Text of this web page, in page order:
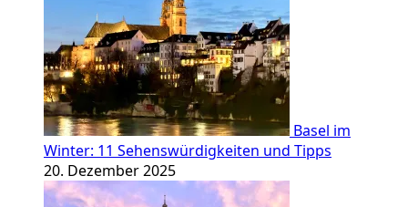
Basel im
Winter: 11 Sehenswürdigkeiten und Tipps
20. Dezember 2025